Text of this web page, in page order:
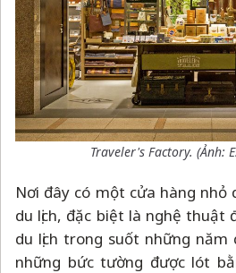
Traveler's Factory. (Ảnh:
Nơi đây có một cửa hàng nhỏ
du lịch, đặc biệt là nghệ thuật
du lịch trong suốt những
những bức tường được lót